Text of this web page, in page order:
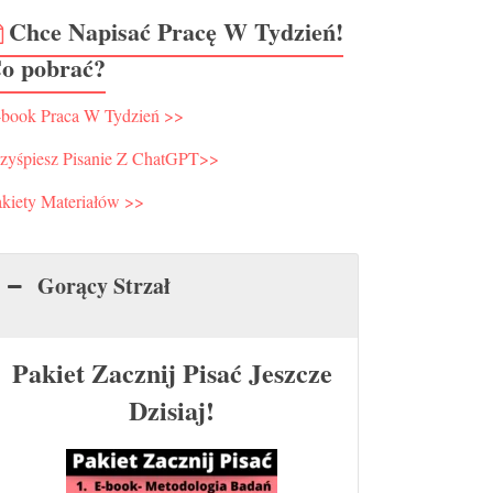
Chce Napisać Pracę W Tydzień!
pobrać?
Praca W Tydzień >>
Pisanie Z ChatGPT>>
Materiałów >>
Gorący Strzał
Pakiet Zacznij Pisać Jeszcze
Dzisiaj!